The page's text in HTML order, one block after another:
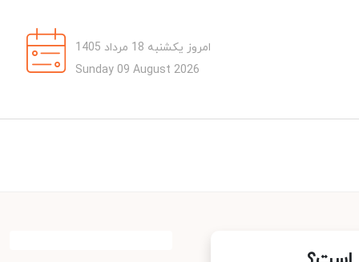
امروز یکشنبه 18 مرداد 1405
Sunday 09 August 2026